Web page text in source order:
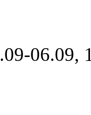
06.09,